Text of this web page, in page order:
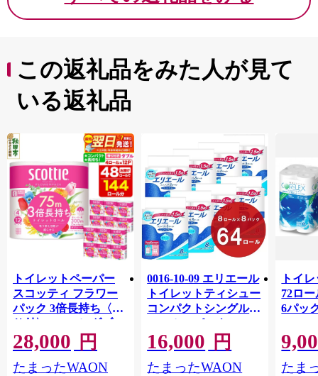
この返礼品をみた人が見て
いる返礼品
トイレットペーパー
スコッティ フラワー
パック 3倍長持ち〈香
り付〉4ロール(ダブ
ル)×12パック 日用品
最短翌日発送 [スコッ
ティ フラワーパック
28,000 円
たまったWAON
0016-10-09 エリエール
トイレットティシュー
コンパクトシングル 8
ロール×8パック 64ロ
ール 1.5倍巻 82.5m
トイレットペーパー
シングル パルプ100％
16,000 円
たまったWAON
トイ
72ロ
6パッ
FSCリ
長巻タ
100％
たま